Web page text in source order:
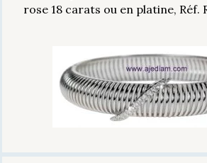
rose 18 carats ou en platine, Réf.